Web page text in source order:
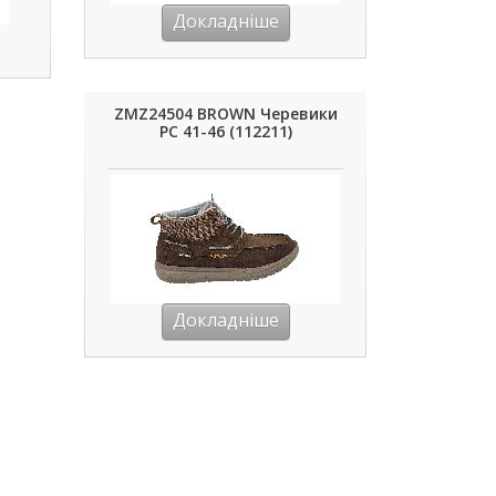
Докладніше
ZMZ24504 BROWN Черевики
РС 41-46 (112211)
Докладніше